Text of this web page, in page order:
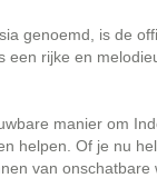
genoemd, is de
een rijke en
manier om
helpen. Of je nu
van onschatbare